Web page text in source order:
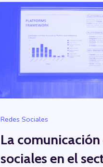
Redes Sociales
La comunicación
sociales en el